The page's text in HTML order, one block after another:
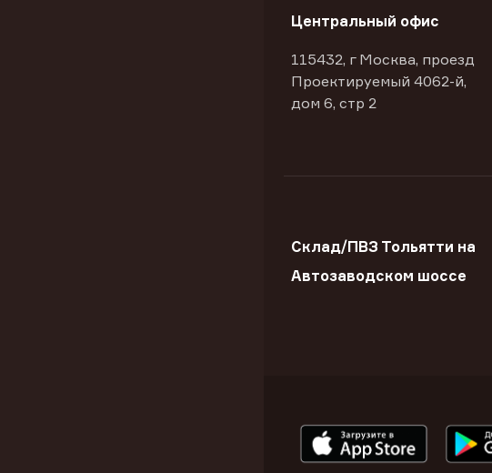
Центральный офис
115432, г Москва, проезд
Проектируемый 4062-й,
дом 6, стр 2
Склад/ПВЗ Тольятти на
Автозаводском шоссе